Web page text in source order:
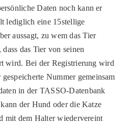
Daten noch kann er
lediglich eine 15stellige
aussagt, zu wem das Tier
das Tier von seinen
wird. Bei der Registrierung wird
Nummer gemeinsam
in der TASSO-Datenbank
der Hund oder die Katze
mit dem Halter wiedervereint